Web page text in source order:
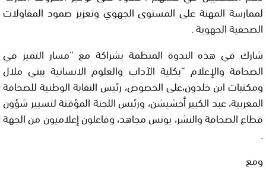
لممارسة المهنة على المستوى الجهوي وتعزيز صمود المقاولات
الصحفية الجهوية .
شارك في هذه الندوة المنظمة بشراكة مع “مسار التميز في
الصحافة والإعلام “بكلية الآداب والعلوم الانسانية ببني ملال
ومكتبات ابن خلدون،على الخصوص، رئيس النقابة الوطنية للصحافة
المغربية، عبد الكبير أخشيشن، ورئيس اللجنة المؤقتة لتسيير شؤون
قطاع الصحافة والنشر، يونس مجاهد، وفاعلون إعلاميون من الجهة
.
ومع